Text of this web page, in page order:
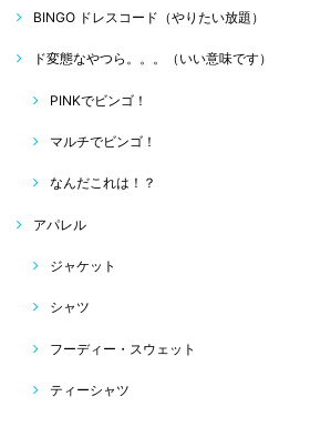
BINGO ドレスコード（やりたい放題）
ド変態なやつら。。。（いい意味です）
PINKでビンゴ！
マルチでビンゴ！
なんだこれは！？
アパレル
ジャケット
シャツ
フーディー・スウェット
ティーシャツ